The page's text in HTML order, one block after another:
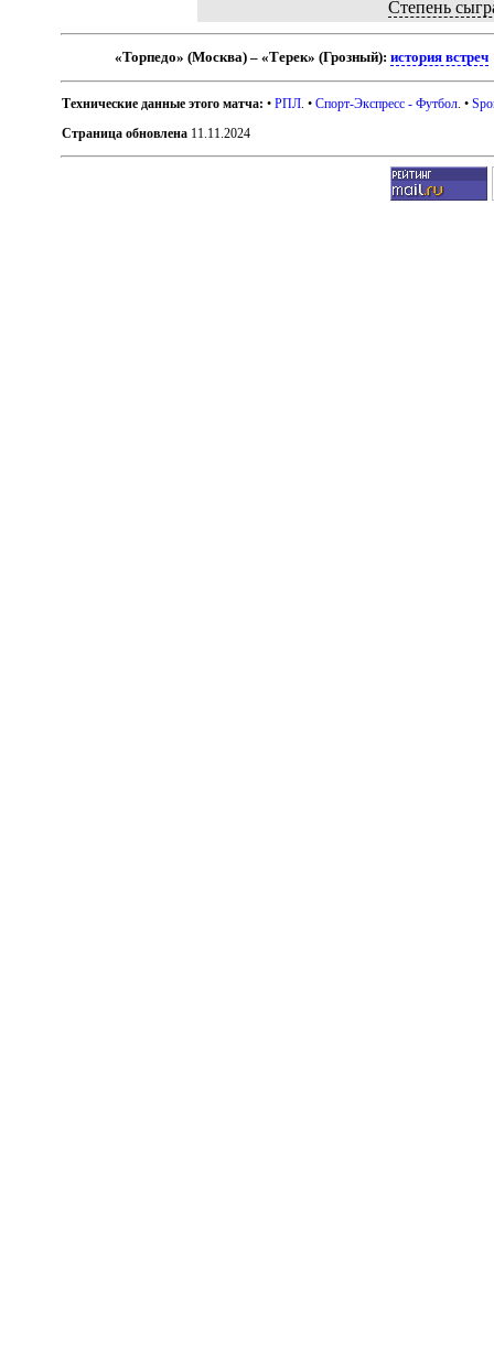
Степень
«Торпедо» (Москва) – «Терек» (Грозный):история встреч
Технические данные этого матча: •РПЛ . •Спорт-Экспресс - Футбол . •
Страница обновлена 11.11.2024